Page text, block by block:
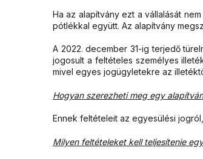
Ha az alapítvány ezt a vállalását
pótlékkal együtt. Az alapítvány
A 2022. december 31-ig terjedő
jogosult a feltételes személyes
mivel egyes jogügyletekre az
Hogyan szerezheti meg egy
Ennek feltételeit az egyesülési
Milyen feltételeket kell teljesítenie